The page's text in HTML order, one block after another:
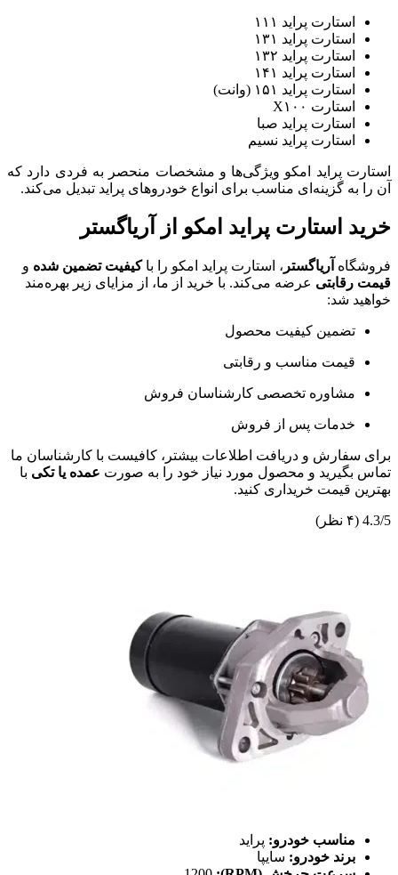
استارت پراید ۱۱۱
استارت پراید ۱۳۱
استارت پراید ۱۳۲
استارت پراید ۱۴۱
استارت پراید ۱۵۱ (وانت)
استارت X۱۰۰
استارت پراید صبا
استارت پراید نسیم
استارت پراید امکو ویژگی‌ها و مشخصات منحصر به فردی دارد که
آن را به گزینه‌ای مناسب برای انواع خودروهای پراید تبدیل می‌کند.
خرید استارت پراید امکو از آریاگستر
فروشگاه آریاگستر ، استارت پراید امکو را باکیفیت تضمین شده و
قیمت رقابتی عرضه می‌کند. با خرید از ما، از مزایای زیر بهره‌مند
خواهید شد:
تضمین کیفیت محصول
قیمت مناسب و رقابتی
مشاوره تخصصی کارشناسان فروش
خدمات پس از فروش
برای سفارش و دریافت اطلاعات بیشتر، کافیست با کارشناسان ما
تماس بگیرید و محصول مورد نیاز خود را به صورت عمده یا تکی با
بهترین قیمت خریداری کنید.
4.3/5 (۴ نظر)
مناسب خودرو: پراید
برند خودرو: سایپا